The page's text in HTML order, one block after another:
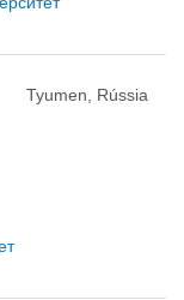
Tyumen, Rússia